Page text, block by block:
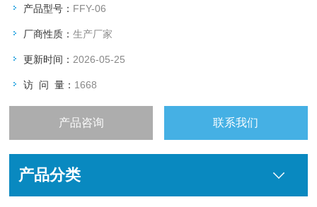
产品型号： FFY-06
厂商性质：生产厂家
更新时间： 2026-05-25
访 问 量： 1668
产品咨询 联系我们
产品分类